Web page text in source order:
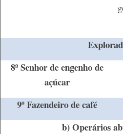
8º Senhor de engenho de
açúcar
9º Fazendeiro de café
b) Operários